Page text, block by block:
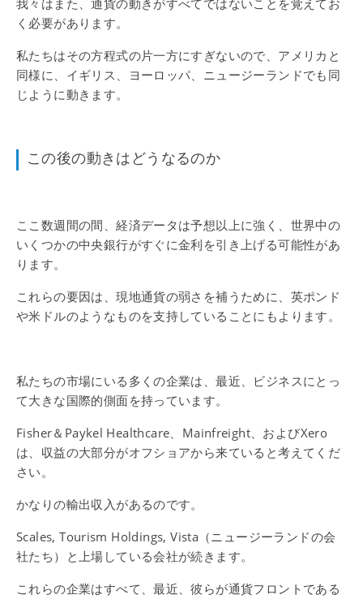
我々はまた、通貨の動きがすべてではないことを覚えてお
く必要があります。
私たちはその方程式の片一方にすぎないので、アメリカと
同様に、イギリス、ヨーロッパ、ニュージーランドでも同
じように動きます。
この後の動きはどうなるのか
ここ数週間の間、経済データは予想以上に強く、世界中の
いくつかの中央銀行がすぐに金利を引き上げる可能性があ
ります。
これらの要因は、現地通貨の弱さを補うために、英ポンド
や米ドルのようなものを支持していることにもよります。
私たちの市場にいる多くの企業は、最近、ビジネスにとっ
て大きな国際的側面を持っています。
Fisher＆Paykel Healthcare、Mainfreight、およびXero
は、収益の大部分がオフショアから来ていると考えてくだ
さい。
かなりの輸出収入があるのです。
Scales, Tourism Holdings, Vista（ニュージーランドの会
社たち）と上場している会社が続きます。
これらの企業はすべて、最近、彼らが通貨フロントである